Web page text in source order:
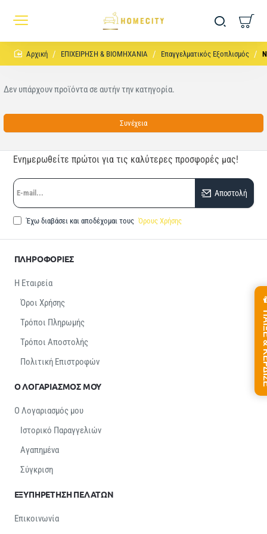
homeΕΠΙΧΕΙΡΗΣΗ & ΒΙΟΜΗΧΑΝΙΑ Eπαγγελματικός Εξοπλισμός
Δεν υπάρχουν προϊόντα σε αυτήν την κατηγορία.
Συνέχεια
Ενημερωθείτε πρώτοι για τις καλύτερες προσφορές μας!
E-
mail...
Αποστολή
Έχω διαβάσει και αποδέχομαι τους Όρους Χρήσης
ΠΛΗΡΟΦΟΡΙΕΣ
Η Εταιρεία
Όροι Χρήσης
Τρόποι Πληρωμής
Τρόποι Αποστολής
Πολιτική Επιστροφών
Ο ΛΟΓΑΡΙΑΣΜΟΣ ΜΟΥ
Ο Λογαριασμός μου
Ιστορικό Παραγγελιών
Αγαπημένα
Σύγκριση
ΕΞΥΠΗΡΕΤΗΣΗ ΠΕΛΑΤΩΝ
Επικοινωνία